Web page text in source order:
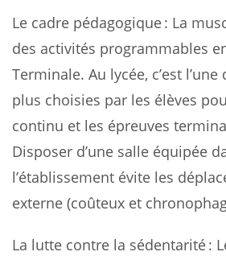
Le cadre pédagogique : La
des activités programmables
Terminale. Au lycée, c’est
plus choisies par les élèves
continu et les épreuves
Disposer d’une salle équipée
l’établissement évite les
externe (coûteux et
La lutte contre la sédentarité :